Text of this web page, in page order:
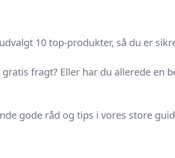
10 top-produkter, så du er
fragt? Eller har du allerede en
gode råd og tips i vores store